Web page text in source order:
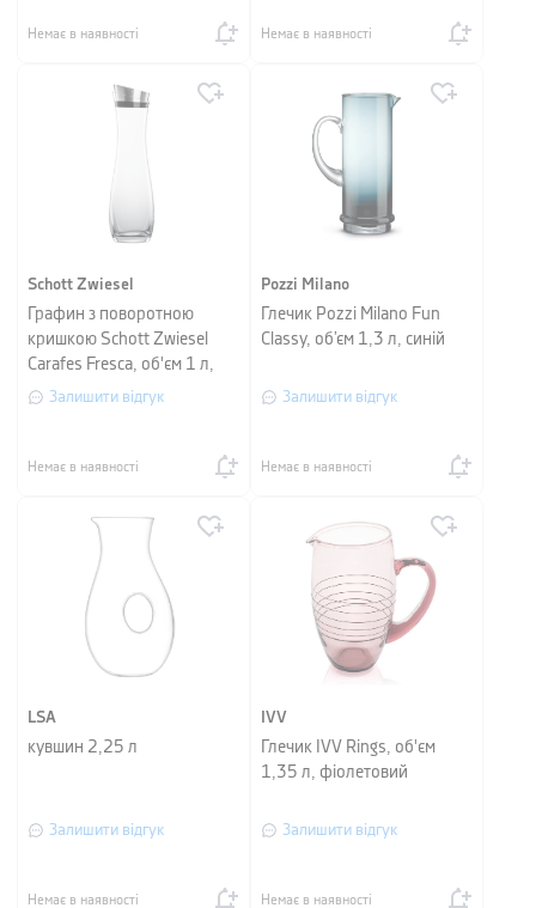
Немає в наявності Немає в наявності
Schott Zwiesel
Графин з поворотною
кришкою Schott Zwiesel
Carafes Fresca, об'єм 1 л,
прозорий
Залишити відгук
Немає в наявності
Pozzi Milano
Глечик Pozzi Milano Fun
Classy, об’єм 1,3 л, синій
Залишити відгук
Немає в наявності
LSA
кувшин 2,25 л
Залишити відгук
Немає в наявності
IVV
Глечик IVV Rings, об'єм
1,35 л, фіолетовий
Залишити відгук
Немає в наявності